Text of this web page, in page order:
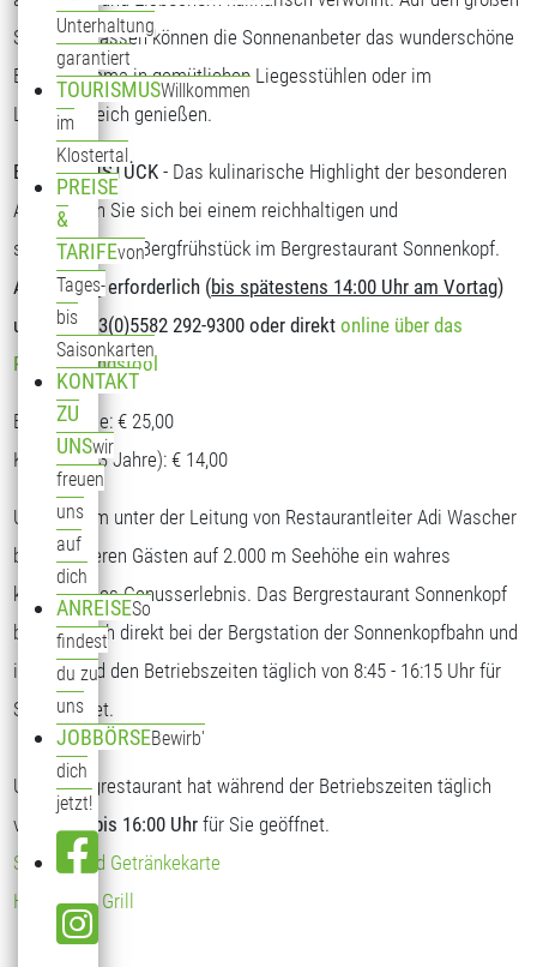
Unterhaltung
garantiert
TOURISMUSWillkommen
im
Klostertal
PREISE
&
TARIFEvon
Tages-
bis
Saisonkarten
KONTAKT
ZU
UNSwir
freuen
uns
auf
dich
ANREISESo
findest
du zu
uns
JOBBÖRSEBewirb'
dich
jetzt!
Sonnenterrassen können die Sonnenanbeter das wunderschöne
Bergpanorama in gemütlichen Liegesstühlen oder im
Loungebereich genießen.
BERGFRÜHSTÜCK - Das kulinarische Highlight der besonderen
Art. Stärken Sie sich bei einem reichhaltigen und
schmackhaften Bergfrühstück im Bergrestaurant Sonnenkopf.
Anmeldung erforderlich (bis spätestens 14:00 Uhr am Vortag)
unter T: +43(0)5582 292-9300 oder direktonline über das
Reservierungstool
Erwachsene: € 25,00
Kinder (5-13 Jahre): € 14,00
Unser Team unter der Leitung von Restaurantleiter Adi Wascher
bietet unseren Gästen auf 2.000 m Seehöhe ein wahres
kulinarisches Genusserlebnis. Das Bergrestaurant Sonnenkopf
befindet sich direkt bei der Bergstation der Sonnenkopfbahn und
ist während den Betriebszeiten täglich von 8:45 - 16:15 Uhr für
Sie geöffnet.
Unser Bergrestaurant hat während der Betriebszeiten täglich
von
09:00 bis 16:00 Uhr für Sie geöffnet.
Speise- und Getränkekarte
Hendl vom Grill